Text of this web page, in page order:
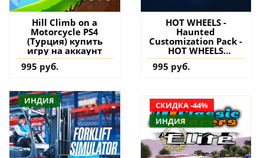
Hill Climb on a
Motorcycle PS4
(Турция) купить
игру на аккаунт
995 руб.
HOT WHEELS -
Haunted
Customization Pack -
HOT WHEELS
UNLEASHED PS5
(Турция) купить
995 руб.
ИНДИЯ
СКИДКА -44%
ИНДИЯ